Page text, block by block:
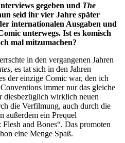
gegeben und The
seid ihr vier Jahre später
internationalen Ausgaben und
unterwegs. Ist es komisch
mal mitzumachen?
in den vergangenen Jahren
, es tat sich in den Jahren
der einzige Comic war, den ich
immer nur das gleiche
diesbezüglich wirklich neuen
die Verfilmung, auch durch die
außerdem ein Prequel
and Bones“. Das promoten
eine Menge Spaß.